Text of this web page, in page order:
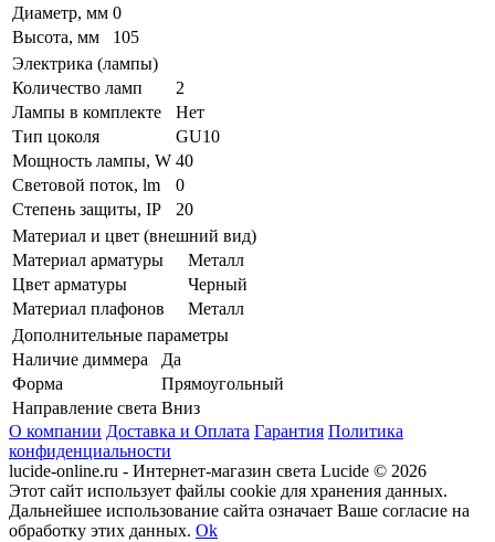
Диаметр, мм 0
Высота, мм
105
Электрика (лампы)
Количество ламп
2
Лампы в комплекте
Нет
Тип цоколя
GU10
Мощность лампы, W 40
Световой поток, lm
0
Степень защиты, IP
20
Материал и цвет (внешний вид)
Материал арматуры
Металл
Цвет арматуры
Черный
Материал плафонов
Металл
Дополнительные параметры
Наличие диммера
Да
Форма
Прямоугольный
Направление света Вниз
О компании Доставка и Оплата Гарантия Политика
конфиденциальности
lucide-online.ru - Интернет-магазин света Lucide © 2026
Этот сайт использует файлы cookie для хранения данных.
Дальнейшее использование сайта означает Ваше согласие на
обработку этих данных. Ok